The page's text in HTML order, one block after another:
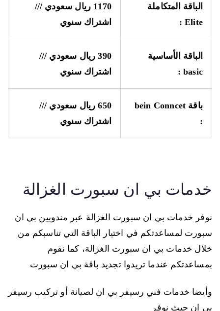
الباقة المتكاملة
Elite
:
1170 ريال سعودي ///
اشتراك سنوي
الباقة الأساسية
basic
:
390 ريال سعودي ///
اشتراك سنوي
باقة bein Conncet
:
650 ريال سعودي ///
اشتراك سنوي
خدمات بي ان سبورت الغزالة
نوفر خدمات بي ان سبورت الغزالة عبر مندوبين بي ان
سبورت لمساعدتكم في اختيار الباقة التي تناسبكم من
خلال خدمات بي ان سبورت الغزالة، كما نقوم
بمساعدتكم عندما تريدوا تجديد باقة بي ان سبورت
وأيضا خدمات فني رسيفر بي ان لصيانة أو تركيب رسيفر
بي ان حيث نوفر